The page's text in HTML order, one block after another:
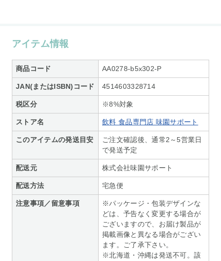
アイテム情報
商品コード AA0278-b5x302-P
JAN(またはISBN)コード 4514603328714
税区分 ※8%対象
ストア名 飲料 食品専門店 味園サポート
このアイテムの発送目安
ご注文確認後、通常2～5営業日
で発送予定
配送元 株式会社味園サポート
配送方法 宅急便
注意事項／留意事項
※パッケージ・包装デザインな
どは、予告なく変更する場合が
ございますので、お届け製品が
掲載画像と異なる場合がござい
ます。ご了承下さい。
※北海道・沖縄は発送不可。該